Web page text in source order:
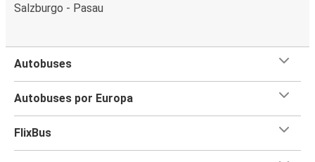
Salzburgo - Pasau
Autobuses
Autobuses por Europa
FlixBus